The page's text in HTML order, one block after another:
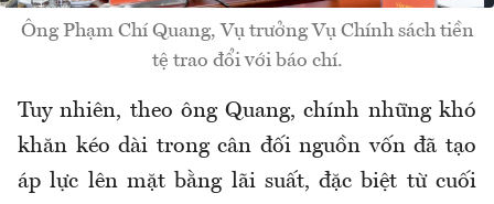
Ông Phạm Chí Quang, Vụ trưởng Vụ Chính sách tiền
tệ trao đổi với báo chí.
Tuy nhiên, theo ông Quang, chính những khó
khăn kéo dài trong cân đối nguồn vốn đã tạo
áp lực lên mặt bằng lãi suất, đặc biệt từ cuối